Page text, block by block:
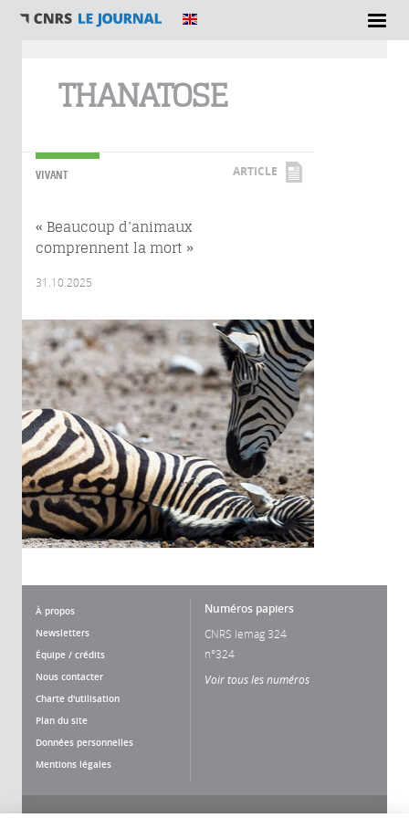
THANATOSE
VIVANT ARTICLE
« Beaucoup d’animaux
comprennent la mort »
31.10.2025
À propos
Newsletters
Équipe / crédits
Nous contacter
Charte d'utilisation
Plan du site
Données personnelles
Mentions légales
Numéros papiers
CNRS lemag 324
n°324
Voir tous les numéros